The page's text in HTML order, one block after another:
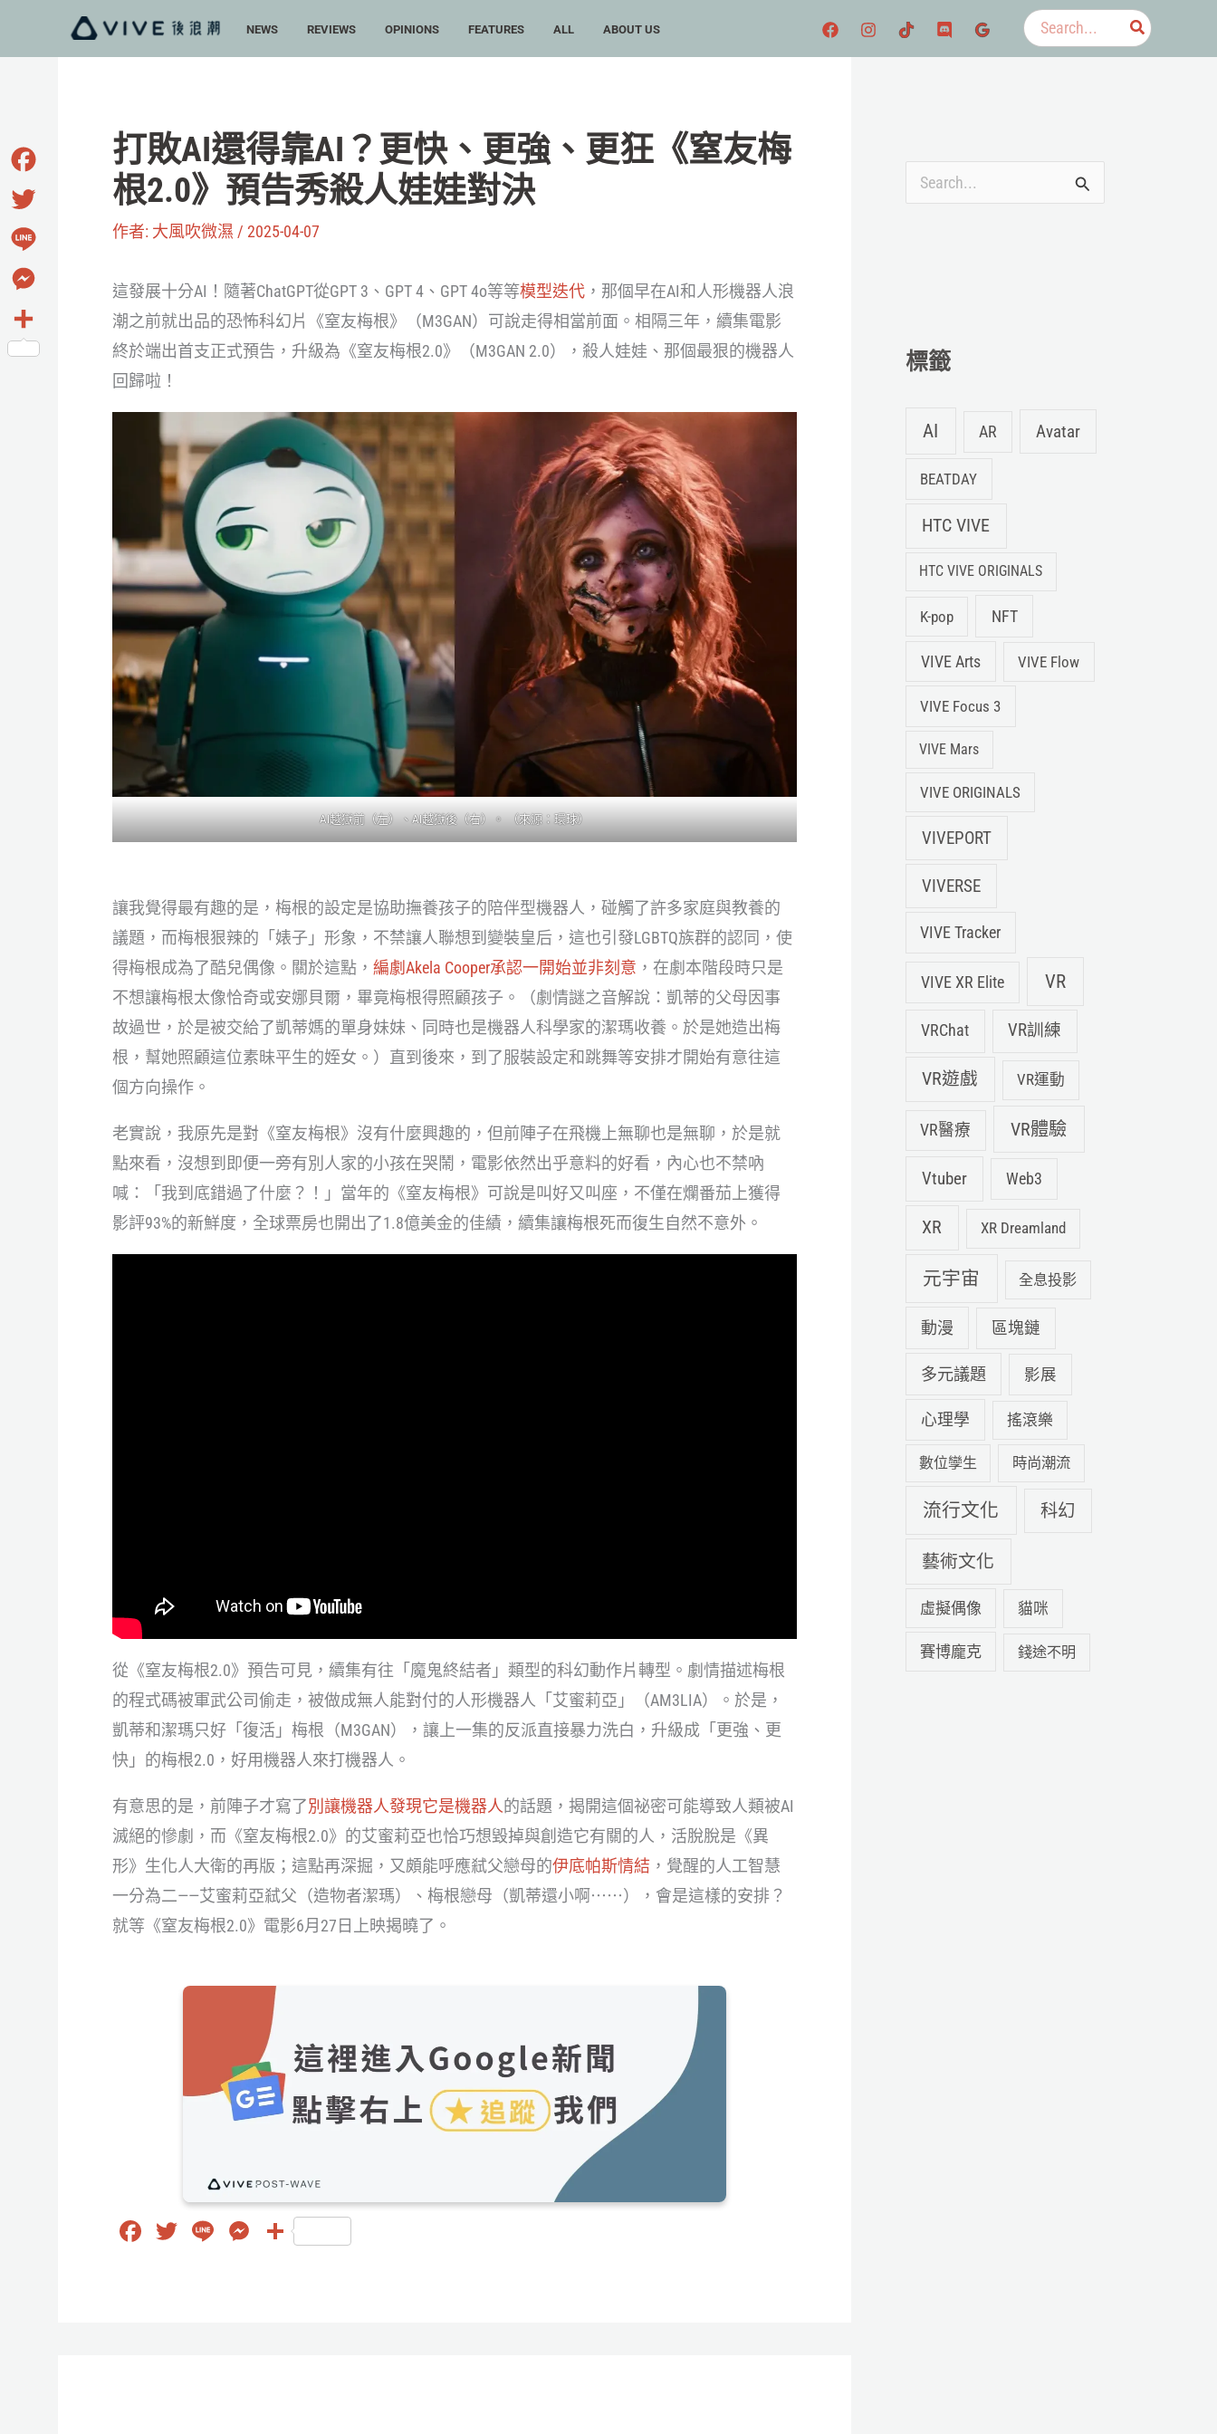
容
NEWS REVIEWS OPINIONS FEATURES ALL ABOUT US
搜
尋：
打敗AI還得靠AI？更快、更強、更狂《窒友梅
根2.0》預告秀殺人娃娃對決
作者: 大風吹微濕 / 2025-04-07
這發展十分AI！隨著ChatGPT從GPT 3、GPT 4、GPT 4o等等模型迭代 ，那個早在AI和人形機器人浪
潮之前就出品的恐怖科幻片《窒友梅根》（M3GAN）可說走得相當前面。相隔三年，續集電影
終於端出首支正式預告，升級為《窒友梅根2.0》（M3GAN 2.0），殺人娃娃、那個最狠的機器人
回歸啦！
AI越獄前（左）、AI越獄後（右）。 （來源：環球）
讓我覺得最有趣的是，梅根的設定是協助撫養孩子的陪伴型機器人，碰觸了許多家庭與教養的
議題，而梅根狠辣的「婊子」形象，不禁讓人聯想到變裝皇后，這也引發LGBTQ族群的認同，使
得梅根成為了酷兒偶像。關於這點， 編劇Akela Cooper承認一開始並非刻意 ，在劇本階段時只是
不想讓梅根太像恰奇或安娜貝爾，畢竟梅根得照顧孩子。（劇情謎之音解說：凱蒂的父母因事
故過世，於是被交給了凱蒂媽的單身妹妹、同時也是機器人科學家的潔瑪收養。於是她造出梅
根，幫她照顧這位素昧平生的姪女。）直到後來，到了服裝設定和跳舞等安排才開始有意往這
個方向操作。
老實說，我原先是對《窒友梅根》沒有什麼興趣的，但前陣子在飛機上無聊也是無聊，於是就
點來看，沒想到即便一旁有別人家的小孩在哭鬧，電影依然出乎意料的好看，內心也不禁吶
喊：「我到底錯過了什麼？！」當年的《窒友梅根》可說是叫好又叫座，不僅在爛番茄上獲得
影評93%的新鮮度，全球票房也開出了1.8億美金的佳績，續集讓梅根死而復生自然不意外。
從《窒友梅根2.0》預告可見，續集有往「魔鬼終結者」類型的科幻動作片轉型。劇情描述梅根
的程式碼被軍武公司偷走，被做成無人能對付的人形機器人「艾蜜莉亞」（AM3LIA）。於是，
凱蒂和潔瑪只好「復活」梅根（M3GAN），讓上一集的反派直接暴力洗白，升級成「更強、更
快」的梅根2.0，好用機器人來打機器人。
有意思的是，前陣子才寫了別讓機器人發現它是機器人的話題，揭開這個祕密可能導致人類被AI
滅絕的慘劇，而《窒友梅根2.0》的艾蜜莉亞也恰巧想毀掉與創造它有關的人，活脫脫是《異
形》生化人大衛的再版；這點再深掘，又頗能呼應弒父戀母的伊底帕斯情結 ，覺醒的人工智慧
一分為二——艾蜜莉亞弒父（造物者潔瑪）、梅根戀母（凱蒂還小啊⋯⋯），會是這樣的安排？
就等《窒友梅根2.0》電影6月27日上映揭曉了。
Fa
T
Li
M 分
:標籤
AI AR Avatar
BEATDAY
HTC VIVE
HTC VIVE ORIGINALS
K-pop NFT
VIVE Arts VIVE Flow
VIVE Focus 3
VIVE Mars
VIVE ORIGINALS
VIVEPORT
VIVERSE
VIVE Tracker
VIVE XR Elite VR
VRChat VR訓練
VR遊戲 VR運動
VR醫療 VR體驗
Vtuber Web3
XR XR Dreamland
元宇宙 全息投影
動漫 區塊鏈
多元議題 影展
心理學 搖滾樂
數位孿生 時尚潮流
流行文化 科幻
藝術文化
虛擬偶像 貓咪
賽博龐克 錢途不明
Facebook
Twitter
Line
Messenger
分